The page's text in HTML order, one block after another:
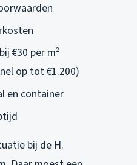
€30 per m²
op tot €1.200)
en container
bij de H.